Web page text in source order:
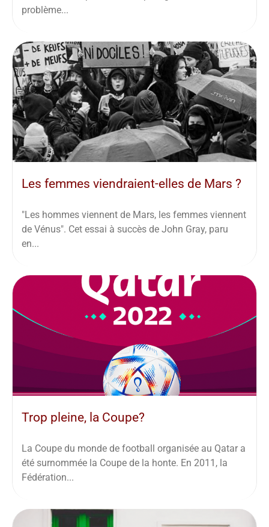
problème...
Les femmes viendraient-elles de Mars ?
"Les hommes viennent de Mars, les femmes viennent
de Vénus". Cet essai à succès de John Gray, paru
en...
Trop pleine, la Coupe?
La Coupe du monde de football organisée au Qatar a
été surnommée la Coupe de la honte. En 2011, la
Fédération...